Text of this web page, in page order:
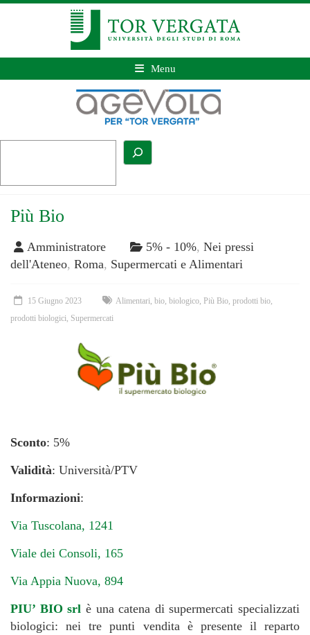
Menu
Più Bio
Amministratore 5% - 10%, Nei pressi
dell'Ateneo, Roma, Supermercati e Alimentari
15 Giugno 2023 Alimentari bio biologico Più Bio prodotti bio
prodotti biologici Supermercati
Sconto: 5%
Validità: Università/PTV
Informazioni:
Via Tuscolana, 1241
Viale dei Consoli, 165
Via Appia Nuova, 894
PIU’ BIO srl è una catena di supermercati specializzati
biologici: nei tre punti vendita è presente il reparto